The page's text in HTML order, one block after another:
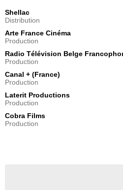
Shellac
Distribution
Arte France Cinéma
Production
Radio Télévision Belge
Production
Canal + (France)
Production
Laterit Productions
Production
Cobra Films
Production